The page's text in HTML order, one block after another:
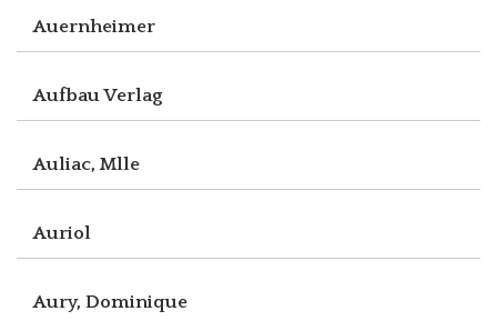
Auernheimer
Aufbau Verlag
Auliac, Mlle
Auriol
Aury, Dominique